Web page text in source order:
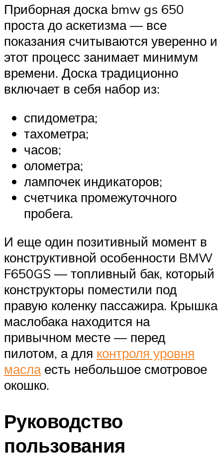
Приборная доска bmw gs 650
проста до аскетизма — все
показания считываются уверенно и
этот процесс занимает минимум
времени. Доска традиционно
включает в себя набор из:
спидометра;
тахометра;
часов;
олометра;
лампочек индикаторов;
счетчика промежуточного
пробега.
И еще один позитивный момент в
конструктивной особенности BMW
F650GS — топливный бак, который
конструкторы поместили под
правую коленку пассажира. Крышка
маслобака находится на
привычном месте — перед
пилотом, а для контроля уровня
маслаесть небольшое смотровое
окошко.
Руководство
пользования